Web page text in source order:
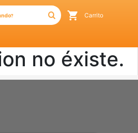
Carrito
no éxiste.